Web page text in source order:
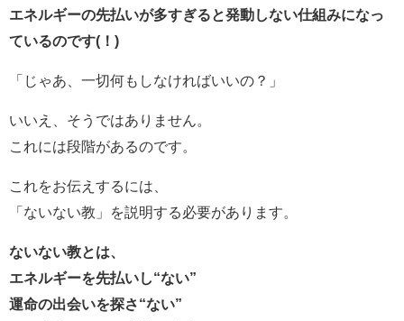
エネルギーの先払いが多すぎると発動しない仕組みになっ
ているのです(！)
「じゃあ、一切何もしなければいいの？」
いいえ、そうではありません。
これには段階があるのです。
これをお伝えするには、
「ないない教」を説明する必要があります。
ないない教とは、
エネルギーを先払いし“ない”
運命の出会いを探さ“ない”